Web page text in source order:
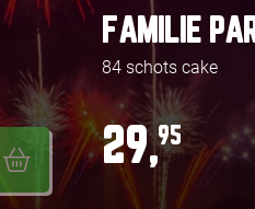
FAMILIE
84 schots cake
29,95